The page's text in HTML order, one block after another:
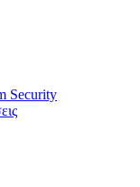
Security